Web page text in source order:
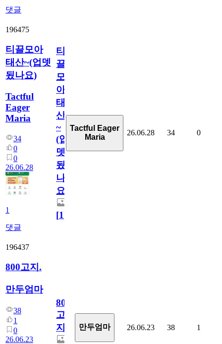
댓글
196475
티끌모아
태산~(업뎃
됬나요)
Tactful
Eager
Maria
34
0
0
26.06.28
1
댓글
티
끌
모
아
태
산
~
(업
뎃
됬
나
요)
[1]
Tactful Eager
Maria
26.06.28 34 0
196437
800고지.
만두엄마
38
1
0
26.06.23
800
고
지.
만두엄마 26.06.23 38 1